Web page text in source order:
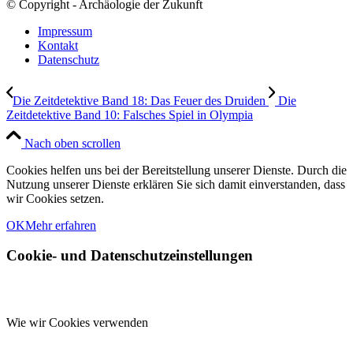
© Copyright - Archäologie der Zukunft
Impressum
Kontakt
Datenschutz
Die Zeitdetektive Band 18: Das Feuer des Druiden
Die
Zeitdetektive Band 10: Falsches Spiel in Olympia
Nach oben scrollen
Cookies helfen uns bei der Bereitstellung unserer Dienste. Durch die
Nutzung unserer Dienste erklären Sie sich damit einverstanden, dass
wir Cookies setzen.
OKMehr erfahren
Cookie- und Datenschutzeinstellungen
Wie wir Cookies verwenden